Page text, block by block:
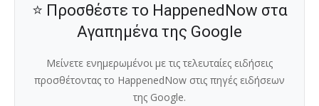
⭐ Προσθέστε το HappenedNow στα
Αγαπημένα της Google
Μείνετε ενημερωμένοι με τις τελευταίες ειδήσεις
προσθέτοντας το HappenedNow στις πηγές ειδήσεων
της Google.